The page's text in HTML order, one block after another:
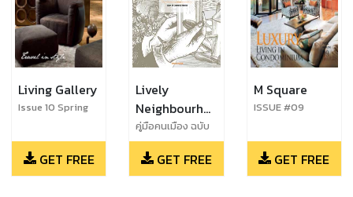
Living Gallery
Issue 10 Spring
GET FREE
Lively
Neighbourhood
by SC FAMILY
คู่มือคนเมือง ฉบับ
ไร้สารพิษ
GET FREE
M Square
ISSUE #09
GET FREE